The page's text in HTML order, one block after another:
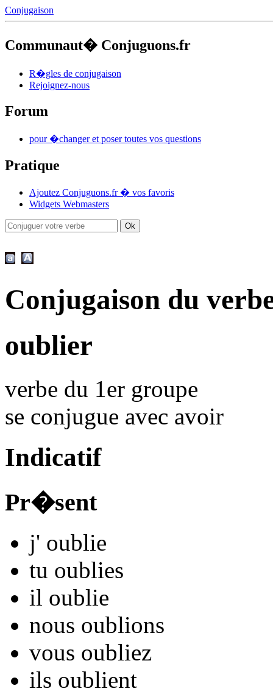
Conjugaison
Communaut� Conjuguons.fr
R�gles de conjugaison
Rejoignez-nous
Forum
pour �changer et poser toutes vos questions
Pratique
Ajoutez Conjuguons.fr � vos favoris
Widgets Webmasters
Conjugaison du
oublier
verbe du 1er groupe
se conjugue avec avoir
Indicatif
Pr�sent
j' oublie
tu oublies
il oublie
nous oublions
vous oubliez
ils oublient